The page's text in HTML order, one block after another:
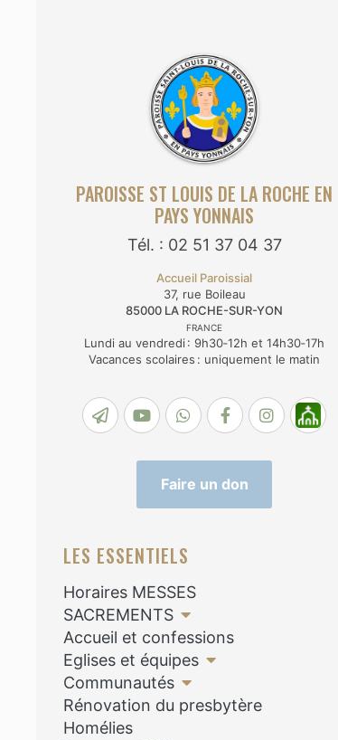
PAROISSE ST LOUIS DE LA ROCHE EN
PAYS YONNAIS
Tél. : 02 51 37 04 37
Accueil Paroissial
37, rue Boileau
85000 LA ROCHE-SUR-YON
FRANCE
Lundi au vendredi : 9h30‑12h et 14h30‑17h
Vacances scolaires : uniquement le matin
Faire un don
LES ESSENTIELS
Horaires MESSES
SACREMENTS
Accueil et confessions
Eglises et équipes
Communautés
Rénovation du presbytère
Homélies